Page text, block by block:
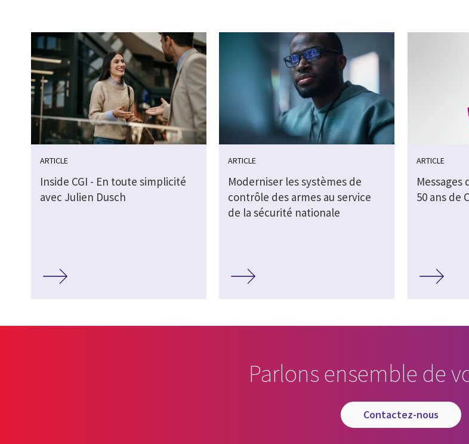
ARTICLE
Inside CGI - En toute simplicité
avec Julien Dusch
ARTICLE
Moderniser les systèmes de
contrôle des armes au service
de la sécurité nationale
ARTICLE
Messages
50 ans de
Parlons ensemble de
contactez-nous